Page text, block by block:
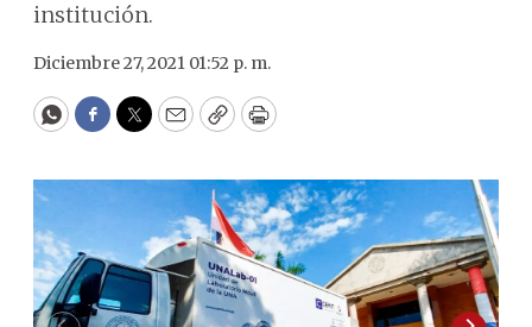
institución.
Diciembre 27, 2021 01:52 p. m.
WhatsApp
Facebook
Twitter
EmailCopyPrint